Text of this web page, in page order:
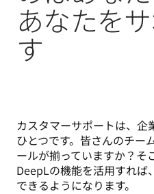
あなたを
す
カスタマーサポートは、企
ひとつです。皆さんのチー
ールが揃っていますか？そ
DeepLの機能を活用すれば
できるようになります。